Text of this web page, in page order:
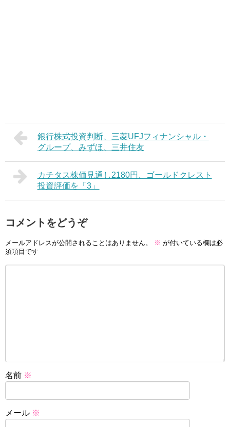
銀行株式投資判断、三菱UFJフィナンシャル・
グループ、みずほ、三井住友
カチタス株価見通し2180円、ゴールドクレスト
投資評価を「3」
コメントをどうぞ
メールアドレスが公開されることはありません。 ※ が付いている欄は必
須項目です
名前 ※
メール ※